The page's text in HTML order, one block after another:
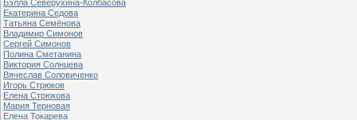
Бэлла Северухина-Колбасова
Екатерина Седова
Татьяна Семёнова
Владимир Симонов
Сергей Симонов
Полина Сметанина
Виктория Солнцева
Вячеслав Соловиченко
Игорь Стрюков
Елена Стрюкова
Мария Терновая
Елена Токарева